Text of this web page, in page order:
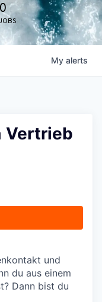
My alerts
Vertrieb
und
du aus einem
Dann bist du